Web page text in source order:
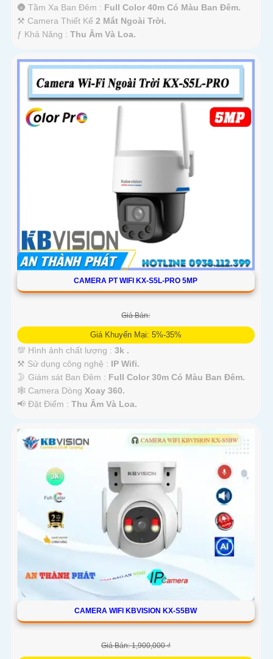
🌚 Tầm Xa Ban Đêm : Full Color 40m Có Màu Ban Ðêm.
⚒ Camera Thiết Kế 2 Mắt Ngoài Trời.
️ƒ Khả Năng : Thu Âm Và Loa.
CAMERA PT WIFI KX-S5L-PRO 5MP
Giá Bán:
Giá Khuyến Mại: 5%-35%
💯 Hình ảnh chất lượng : 3k .
⚒ Sử dụng công nghệ : IP Wifi.
🌛 Giám sát Ban Đêm : Full Color 30m Có Màu Ban Ðêm.
🕸️ Camera Dòng Xoay 360.
️📢 Đặt Điểm : Thu Âm Và Loa.
CAMERA WIFI KBVISION KX-S5BW
Giá Bán: 1,900,000 ₫